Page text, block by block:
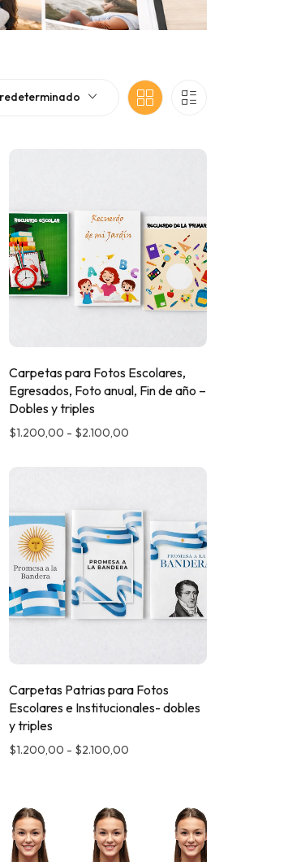
Carpetas para Fotos Escolares,
Egresados, Foto anual, Fin de año –
Dobles y triples
$1.200,00 - $2.100,00
Carpetas Patrias para Fotos
Escolares e Institucionales- dobles
y triples
$1.200,00 - $2.100,00